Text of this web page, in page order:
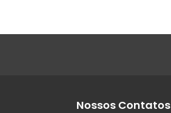
Nossos Contatos